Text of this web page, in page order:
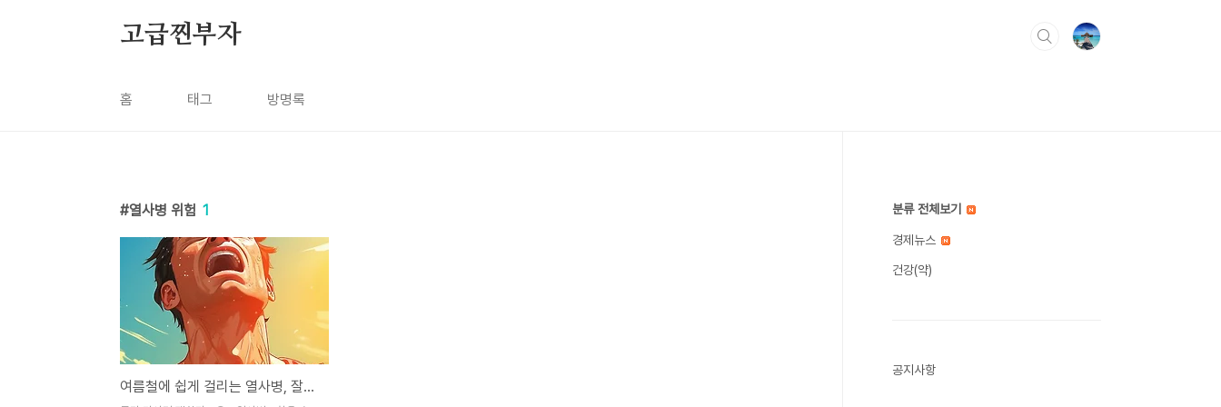
고급찐부자
홈 태그 방명록
열사병 위험 1
여름철에 쉽게 걸리는 열사병, 잘못하면 목숨을 위협.. 물만 마시면 안돼요
분류 전체보기
경제뉴스
건강(약)
공지사항